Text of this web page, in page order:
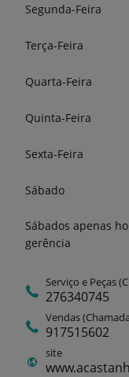
Segunda-Feira
Terça-Feira
Quarta-Feira
Quinta-Feira
Sexta-Feira
Sábado
Sábados apenas
gerência
Serviço e Peças
276340745
Vendas
917515602
site